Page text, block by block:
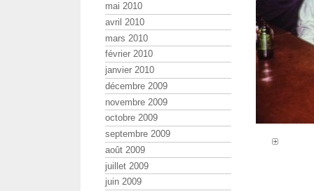
mai 2010
avril 2010
mars 2010
février 2010
janvier 2010
décembre 2009
novembre 2009
octobre 2009
septembre 2009
août 2009
juillet 2009
juin 2009